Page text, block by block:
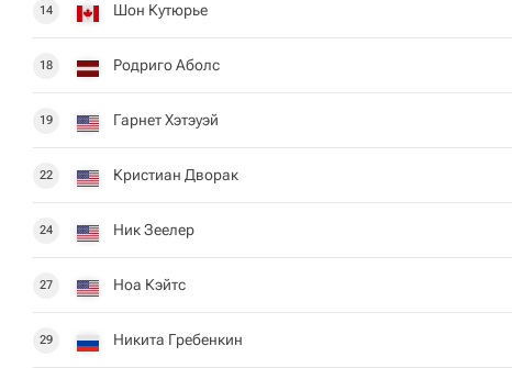
14 Шон Кутюрье
18 Родриго Аболс
19 Гарнет Хэтэуэй
22 Кристиан Дворак
24 Ник Зеелер
27 Ноа Кэйтс
29 Никита Гребенкин